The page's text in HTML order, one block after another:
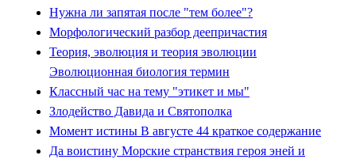
Нужна ли запятая после "тем более"?
Морфологический разбор деепричастия
Теория, эволюция и теория эволюции
Эволюционная биология термин
Классный час на тему "этикет и мы"
Злодейство Давида и Святополка
Момент истины В августе 44 краткое содержание
Да воистину Морские странствия героя эней и